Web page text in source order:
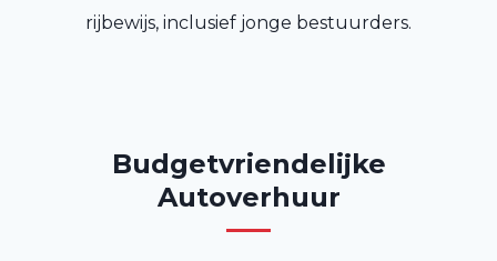
rijbewijs, inclusief jonge bestuurders.
Budgetvriendelijke
Autoverhuur